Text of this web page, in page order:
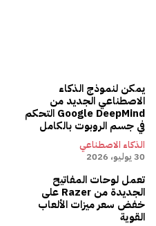
يمكن لنموذج الذكاء
الاصطناعي الجديد من
Google DeepMind التحكم
في جسم الروبوت بالكامل
الذكاء الاصطناعي
30 يوليو، 2026
تعمل لوحات المفاتيح
الجديدة من Razer على
خفض سعر ميزات الألعاب
القوية